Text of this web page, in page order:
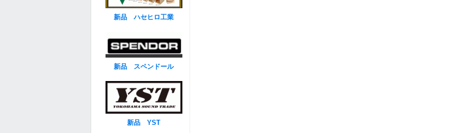
新品 ハセヒロ工業
新品 スペンドール
新品 YST